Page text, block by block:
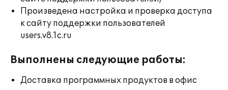
Произведена настройка и проверка доступа
к сайту поддержки пользователей
users.v8.1c.ru
Выполнены следующие работы:
Доставка программных продуктов в офис